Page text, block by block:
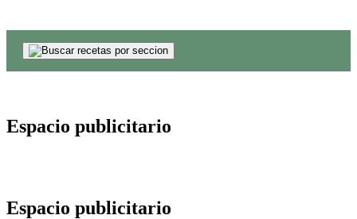
Espacio publicitario
Espacio publicitario